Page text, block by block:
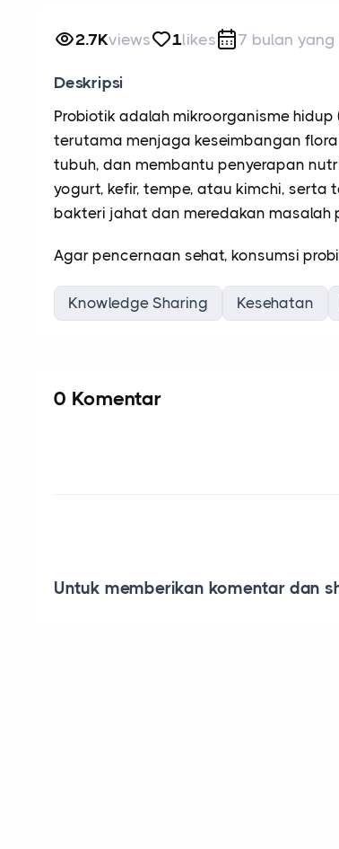
2.7Kviews 1likes 7 bulan yang
Deskripsi
Probiotik adalah mikroorganisme
terutama menjaga keseimbangan
tubuh, dan membantu penyerapan
yogurt, kefir, tempe, atau kimchi, serta
bakteri jahat dan meredakan
Agar pencernaan sehat, konsumsi
Knowledge Sharing Kesehatan
0 Komentar
Untuk memberikan komentar dan